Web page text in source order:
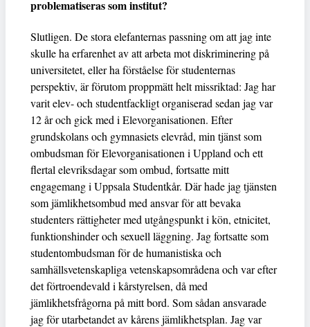
problematiseras som institut?
Slutligen. De stora elefanternas passning om att jag inte
skulle ha erfarenhet av att arbeta mot diskriminering på
universitetet, eller ha förståelse för studenternas
perspektiv, är förutom proppmätt helt missriktad: Jag har
varit elev- och studentfackligt organiserad sedan jag var
12 år och gick med i Elevorganisationen. Efter
grundskolans och gymnasiets elevråd, min tjänst som
ombudsman för Elevorganisationen i Uppland och ett
flertal elevriksdagar som ombud, fortsatte mitt
engagemang i Uppsala Studentkår. Där hade jag tjänsten
som jämlikhetsombud med ansvar för att bevaka
studenters rättigheter med utgångspunkt i kön, etnicitet,
funktionshinder och sexuell läggning. Jag fortsatte som
studentombudsman för de humanistiska och
samhällsvetenskapliga vetenskapsområdena och var efter
det förtroendevald i kårstyrelsen, då med
jämlikhetsfrågorna på mitt bord. Som sådan ansvarade
jag för utarbetandet av kårens jämlikhetsplan. Jag var